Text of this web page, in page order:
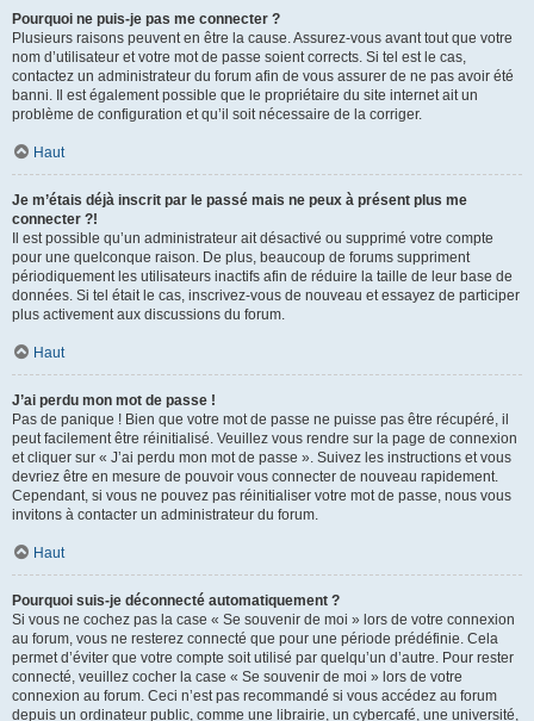
Pourquoi ne puis-je pas me connecter ?
Plusieurs raisons peuvent en être la cause. Assurez-vous avant tout que votre
nom d’utilisateur et votre mot de passe soient corrects. Si tel est le cas,
contactez un administrateur du forum afin de vous assurer de ne pas avoir été
banni. Il est également possible que le propriétaire du site internet ait un
problème de configuration et qu’il soit nécessaire de la corriger.
Haut
Je m’étais déjà inscrit par le passé mais ne peux à présent plus me
connecter ?!
Il est possible qu’un administrateur ait désactivé ou supprimé votre compte
pour une quelconque raison. De plus, beaucoup de forums suppriment
périodiquement les utilisateurs inactifs afin de réduire la taille de leur base de
données. Si tel était le cas, inscrivez-vous de nouveau et essayez de participer
plus activement aux discussions du forum.
Haut
J’ai perdu mon mot de passe !
Pas de panique ! Bien que votre mot de passe ne puisse pas être récupéré, il
peut facilement être réinitialisé. Veuillez vous rendre sur la page de connexion
et cliquer sur « J’ai perdu mon mot de passe ». Suivez les instructions et vous
devriez être en mesure de pouvoir vous connecter de nouveau rapidement.
Cependant, si vous ne pouvez pas réinitialiser votre mot de passe, nous vous
invitons à contacter un administrateur du forum.
Haut
Pourquoi suis-je déconnecté automatiquement ?
Si vous ne cochez pas la case « Se souvenir de moi » lors de votre connexion
au forum, vous ne resterez connecté que pour une période prédéfinie. Cela
permet d’éviter que votre compte soit utilisé par quelqu’un d’autre. Pour rester
connecté, veuillez cocher la case « Se souvenir de moi » lors de votre
connexion au forum. Ceci n’est pas recommandé si vous accédez au forum
depuis un ordinateur public, comme une librairie, un cybercafé, une université,